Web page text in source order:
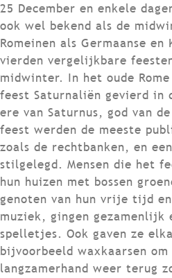
25 December en enkele
ook wel bekend als de
Romeinen als Germaanse
vierden vergelijkbare
midwinter. In het oude
feest Saturnaliën gevierd in
ere van Saturnus, god van
feest werden de meeste
zoals de rechtbanken, en
stilgelegd. Mensen die het
hun huizen met bossen
genoten van hun vrije tijd
muziek, gingen gezamenlijk
spelletjes. Ook gaven ze
bijvoorbeeld waxkaarsen
langzamerhand weer terug